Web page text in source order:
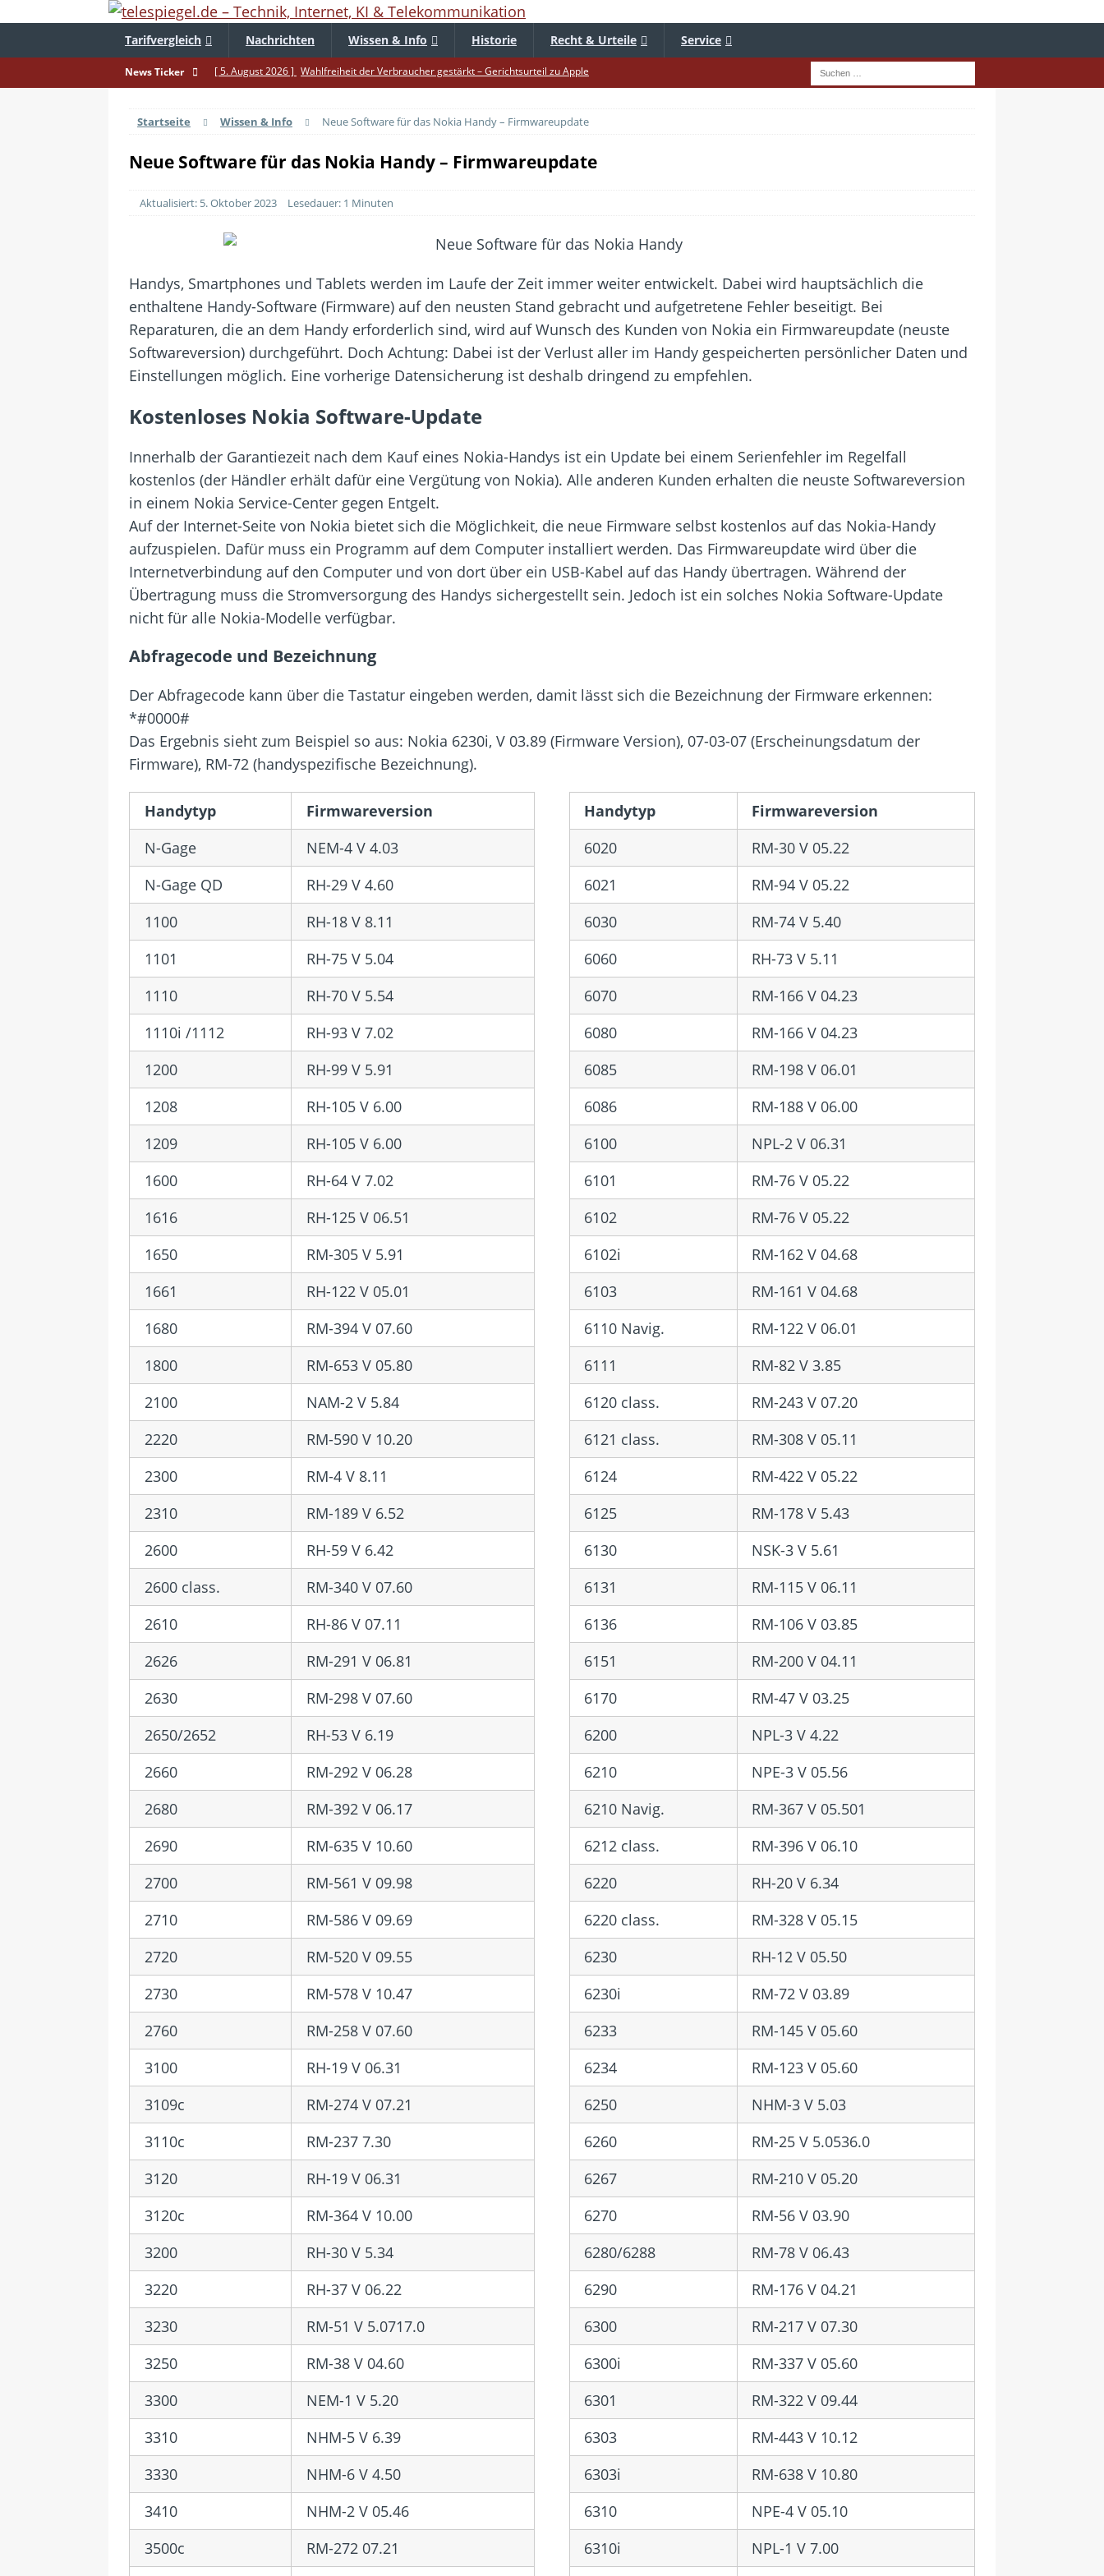
Tarifvergleich Nachrichten Wissen & Info Historie Recht & Urteile Service
News Ticker [ 5. August 2026 ] Wahlfreiheit der Verbraucher gestärkt – Gerichtsurteil zu Apple
[ 3. August 2026 ]
1&1 bekommt auf die Mütze – Unklare Unlimited-Klauseln sind unzulässig
[ 30. Juli 2026 ]
Recht auf Reparatur startet – Diese neuen Regeln gelten ab morgen
[ 28. Juli 2026 ]
Im Urlaub erreichbar? – Warum viele Beschäftigte nicht abschalten
[ 24. Juli 2026 ]
Samsung Galaxy Z Fold 8 & Fold 8 Ultra – Das sind die neuen Modelle
[ 21. Juli 2026 ]
[ 7. August 2026 ]
DSL-Ende rückt näher – Viele setzen trotzdem immer noch auf Kupfernetz
Startseite Wissen & Info Neue Software für das Nokia Handy – Firmwareupdate
Neue Software für das Nokia Handy – Firmwareupdate
Aktualisiert: 5. Oktober 2023 Lesedauer: 1 Minuten
Handys, Smartphones und Tablets werden im Laufe der Zeit immer weiter entwickelt. Dabei wird hauptsächlich die
enthaltene Handy-Software (Firmware) auf den neusten Stand gebracht und aufgetretene Fehler beseitigt. Bei
Reparaturen, die an dem Handy erforderlich sind, wird auf Wunsch des Kunden von Nokia ein Firmwareupdate (neuste
Softwareversion) durchgeführt. Doch Achtung: Dabei ist der Verlust aller im Handy gespeicherten persönlicher Daten und
Einstellungen möglich. Eine vorherige Datensicherung ist deshalb dringend zu empfehlen.
Kostenloses Nokia Software-Update
Innerhalb der Garantiezeit nach dem Kauf eines Nokia-Handys ist ein Update bei einem Serienfehler im Regelfall
kostenlos (der Händler erhält dafür eine Vergütung von Nokia). Alle anderen Kunden erhalten die neuste Softwareversion
in einem Nokia Service-Center gegen Entgelt.
Auf der Internet-Seite von Nokia bietet sich die Möglichkeit, die neue Firmware selbst kostenlos auf das Nokia-Handy
aufzuspielen. Dafür muss ein Programm auf dem Computer installiert werden. Das Firmwareupdate wird über die
Internetverbindung auf den Computer und von dort über ein USB-Kabel auf das Handy übertragen. Während der
Übertragung muss die Stromversorgung des Handys sichergestellt sein. Jedoch ist ein solches Nokia Software-Update
nicht für alle Nokia-Modelle verfügbar.
Abfragecode und Bezeichnung
Der Abfragecode kann über die Tastatur eingeben werden, damit lässt sich die Bezeichnung der Firmware erkennen:
*#0000#
Das Ergebnis sieht zum Beispiel so aus: Nokia 6230i, V 03.89 (Firmware Version), 07-03-07 (Erscheinungsdatum der
Firmware), RM-72 (handyspezifische Bezeichnung).
Handytyp
Firmwareversion
N-Gage
NEM-4 V 4.03
N-Gage QD
RH-29 V 4.60
1100
RH-18 V 8.11
1101
RH-75 V 5.04
1110
RH-70 V 5.54
1110i /1112
RH-93 V 7.02
1200
RH-99 V 5.91
1208
RH-105 V 6.00
1209
RH-105 V 6.00
1600
RH-64 V 7.02
1616
RH-125 V 06.51
1650
RM-305 V 5.91
1661
RH-122 V 05.01
1680
RM-394 V 07.60
1800
RM-653 V 05.80
2100
NAM-2 V 5.84
2220
RM-590 V 10.20
2300
RM-4 V 8.11
2310
RM-189 V 6.52
2600
RH-59 V 6.42
2600 class.
RM-340 V 07.60
2610
RH-86 V 07.11
2626
RM-291 V 06.81
2630
RM-298 V 07.60
2650/2652
RH-53 V 6.19
2660
RM-292 V 06.28
2680
RM-392 V 06.17
2690
RM-635 V 10.60
2700
RM-561 V 09.98
2710
RM-586 V 09.69
2720
RM-520 V 09.55
2730
RM-578 V 10.47
2760
RM-258 V 07.60
3100
RH-19 V 06.31
3109c
RM-274 V 07.21
3110c
RM-237 7.30
3120
RH-19 V 06.31
3120c
RM-364 V 10.00
3200
RH-30 V 5.34
3220
RH-37 V 06.22
3230
RM-51 V 5.0717.0
3250
RM-38 V 04.60
3300
NEM-1 V 5.20
3310
NHM-5 V 6.39
3330
NHM-6 V 4.50
3410
NHM-2 V 05.46
3500c
RM-272 07.21
Handytyp
Firmwareversion
6020
RM-30 V 05.22
6021
RM-94 V 05.22
6030
RM-74 V 5.40
6060
RH-73 V 5.11
6070
RM-166 V 04.23
6080
RM-166 V 04.23
6085
RM-198 V 06.01
6086
RM-188 V 06.00
6100
NPL-2 V 06.31
6101
RM-76 V 05.22
6102
RM-76 V 05.22
6102i
RM-162 V 04.68
6103
RM-161 V 04.68
6110 Navig.
RM-122 V 06.01
6111
RM-82 V 3.85
6120 class.
RM-243 V 07.20
6121 class.
RM-308 V 05.11
6124
RM-422 V 05.22
6125
RM-178 V 5.43
6130
NSK-3 V 5.61
6131
RM-115 V 06.11
6136
RM-106 V 03.85
6151
RM-200 V 04.11
6170
RM-47 V 03.25
6200
NPL-3 V 4.22
6210
NPE-3 V 05.56
6210 Navig.
RM-367 V 05.501
6212 class.
RM-396 V 06.10
6220
RH-20 V 6.34
6220 class.
RM-328 V 05.15
6230
RH-12 V 05.50
6230i
RM-72 V 03.89
6233
RM-145 V 05.60
6234
RM-123 V 05.60
6250
NHM-3 V 5.03
6260
RM-25 V 5.0536.0
6267
RM-210 V 05.20
6270
RM-56 V 03.90
6280/6288
RM-78 V 06.43
6290
RM-176 V 04.21
6300
RM-217 V 07.30
6300i
RM-337 V 05.60
6301
RM-322 V 09.44
6303
RM-443 V 10.12
6303i
RM-638 V 10.80
6310
NPE-4 V 05.10
6310i
NPL-1 V 7.00